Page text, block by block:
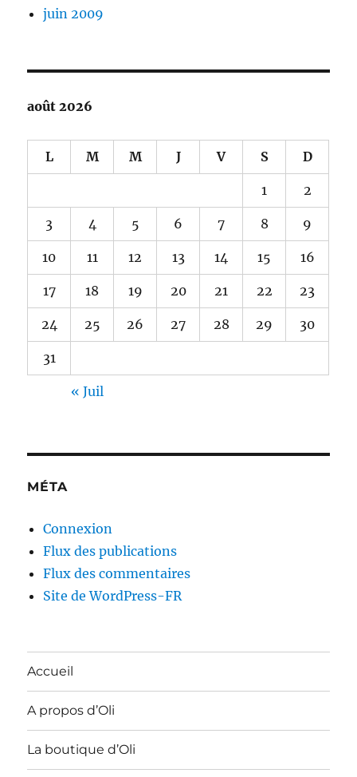
juin 2009
août 2026
L M M J V S D
1 2
3 4 5 6 7 8 9
10 11 12 13 14 15 16
17 18 19 20 21 22 23
24 25 26 27 28 29 30
31
« Juil
MÉTA
Connexion
Flux des publications
Flux des commentaires
Site de WordPress-FR
Accueil
A propos d’Oli
La boutique d’Oli